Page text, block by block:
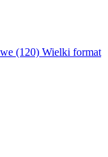
(120) Wielki format